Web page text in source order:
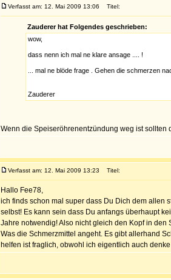
Verfasst am: 12. Mai 2009 13:06 Titel:
Zauderer hat Folgendes geschrieben:
wow,
dass nenn ich mal ne klare ansage .... !
... mal ne blöde frage . Gehen die schmerzen
Zauderer
Wenn die Speiseröhrenentzündung weg ist
Verfasst am: 12. Mai 2009 13:23 Titel:
Hallo Fee78,
ich finds schon mal super dass Du Dich dem allen
selbst! Es kann sein dass Du anfangs überhaupt
Jahre notwendig! Also nicht gleich den Kopf in
Was die Schmerzmittel angeht. Es gibt allerhand
helfen ist fraglich, obwohl ich eigentlich auch